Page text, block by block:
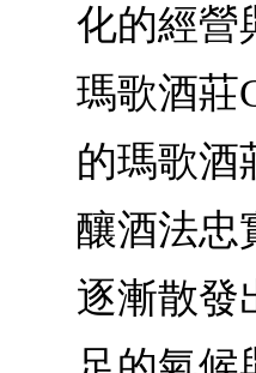
化的經營
瑪歌酒莊
的瑪歌酒
釀酒法忠
逐漸散發